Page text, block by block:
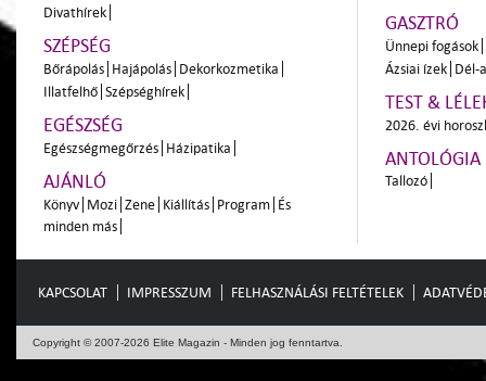
Divathírek
SZÉPSÉG
Bőrápolás Hajápolás Dekorkozmetika
Illatfelhő Szépséghírek
EGÉSZSÉG
Egészségmegőrzés Házipatika
AJÁNLÓ
Könyv Mozi Zene Kiállítás Program És
minden más
GASZTRÓ
Ünnepi fogások
Ázsiai ízek Dél-
TEST &
2026. évi
ANTOLÓGIA
Tallozó
KAPCSOLAT IMPRESSZUM FELHASZNÁLÁSI FELTÉTELEK
Copyright © 2007-2026 Elite Magazin - Minden jog fenntartva.